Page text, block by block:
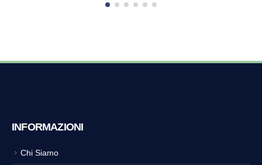
INFORMAZIONI
Chi Siamo